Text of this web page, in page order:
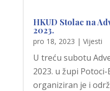
HKUD Stolac na
2023.
pro 18, 2023 | Vijesti
U treću subotu
2023. u župi
organiziran je i